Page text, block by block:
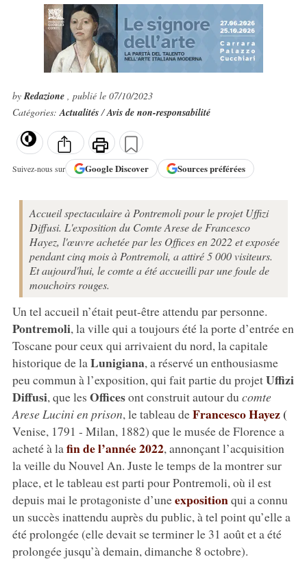
byRedazione , publié le 07/10/2023
Catégories:Actualités/Avis de non-responsabilité
Suivez-nous sur GoogleDiscover Sources préférées
Accueil spectaculaire à Pontremoli pour le projet Uffizi
Diffusi. L'exposition du Comte Arese de Francesco
Hayez, l'œuvre achetée par les Offices en 2022 et exposée
pendant cinq mois à Pontremoli, a attiré 5 000 visiteurs.
Et aujourd'hui, le comte a été accueilli par une foule de
mouchoirs rouges.
Un tel accueil n’était peut-être attendu par personne.
Pontremoli, la ville qui a toujours été la porte d’entrée en
Toscane pour ceux qui arrivaient du nord, la capitale
historique de la Lunigiana, a réservé un enthousiasme
peu commun à l’exposition, qui fait partie du projetUffizi
Diffusi, que les Officesont construit autour du comte
Arese Lucini en prison, le tableau deFrancesco Hayez(
Venise, 1791 - Milan, 1882) que le musée de Florence a
acheté à la fin de l’année 2022, annonçant l’acquisition
la veille du Nouvel An. Juste le temps de la montrer sur
place, et le tableau est parti pour Pontremoli, où il est
depuis mai le protagoniste d’uneexpositionqui a connu
un succès inattendu auprès du public, à tel point qu’elle a
été prolongée (elle devait se terminer le 31 août et a été
prolongée jusqu’à demain, dimanche 8 octobre).